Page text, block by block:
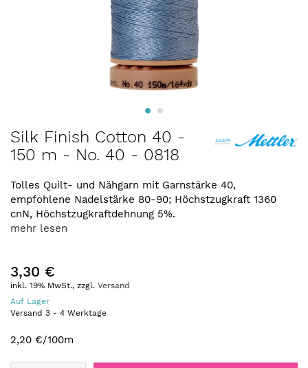
Zum
Anfang
der
springen
Silk Finish Cotton 40 -
150 m - No. 40 - 0818
Tolles Quilt- und Nähgarn mit Garnstärke 40,
empfohlene Nadelstärke 80-90; Höchstzugkraft 1360
cnN, Höchstzugkraftdehnung 5%.
mehr lesen
3,30 €
inkl. 19% MwSt., zzgl. Versand
Auf Lager
Versand 3 - 4 Werktage
2,20 €/100m